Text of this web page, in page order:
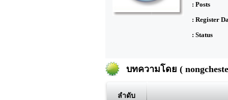
: Posts
: Register
: Status
บทความโดย (
ลำดับ